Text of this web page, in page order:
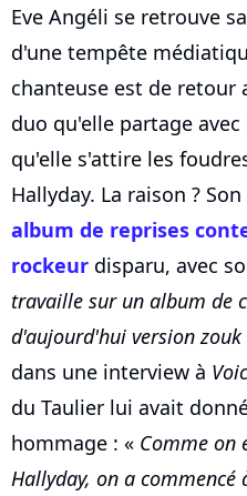
Eve Angéli se retrouve
d'une tempête
chanteuse est de retour
duo qu'elle partage
qu'elle s'attire les
Hallyday. La raison ?
album de reprises
rockeur disparu, avec
travaille sur un album de
d'aujourd'hui version zouk
dans une interview à
du Taulier lui avait
hommage : « Comme on
Hally­day, on a commencé